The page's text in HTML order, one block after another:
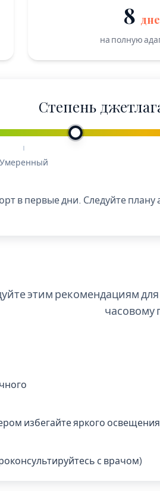
8
на полную
Степень
Умеренный
в первые дни. Следуйте плану
этим рекомендациям
часовому
избегайте яркого освещения
с врачом)